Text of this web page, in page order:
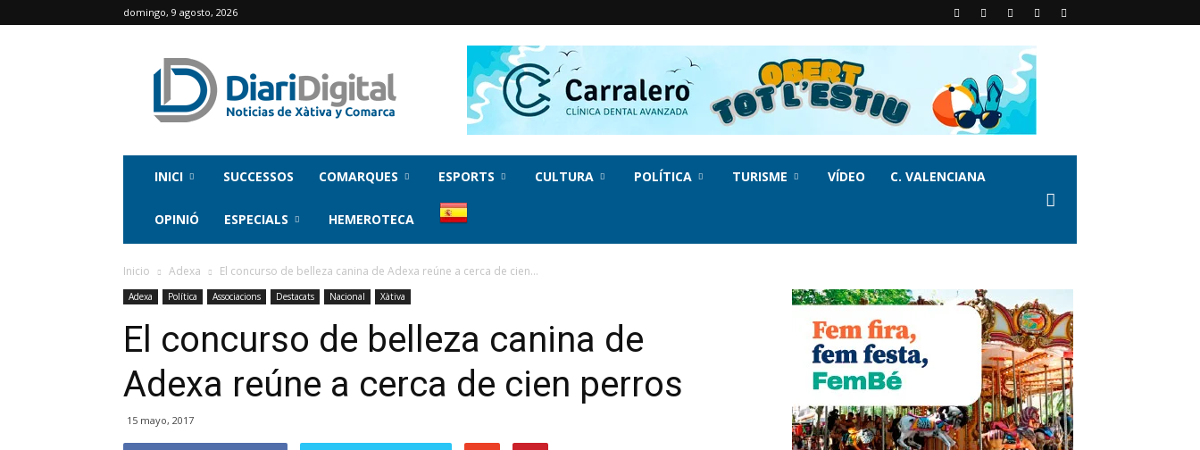
domingo, 9 agosto, 2026
INICI SUCCESSOS COMARQUES ESPORTS CULTURA POLÍTICA TURISME VÍDEO C. VALENCIANA
OPINIÓ ESPECIALS HEMEROTECA
Inicio Adexa El concurso de belleza canina de Adexa reúne a cerca de cien...
Adexa Política Associacions Destacats Nacional Xàtiva
El concurso de belleza canina de
Adexa reúne a cerca de cien perros
15 mayo, 2017